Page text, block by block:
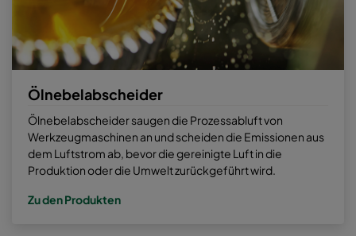
Ölnebelabscheider
Ölnebelabscheider saugen die Prozessabluft von
Werkzeugmaschinen an und scheiden die Emissionen aus
dem Luftstrom ab, bevor die gereinigte Luft in die
Produktion oder die Umwelt zurückgeführt wird.
Zu den Produkten